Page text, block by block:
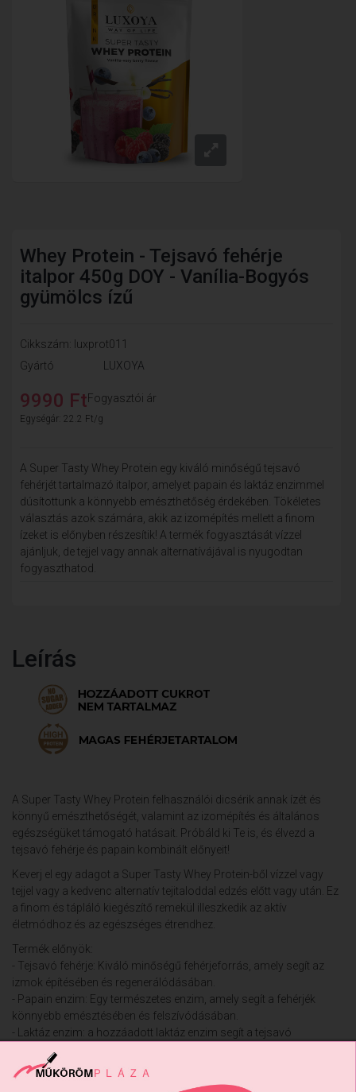
Whey Protein - Tejsavó fehérje
italpor 450g DOY - Vanília-Bogyós
gyümölcs ízű
Cikkszám: luxprot011
Gyártó
LUXOYA
Fogyasztói ár
9990 Ft
Egységár: 22.2 Ft/g
A Super Tasty Whey Protein egy kiváló minőségű tejsavó
fehérjét tartalmazó italpor, amelyet papain és laktáz enzimmel
dúsítottunk a könnyebb emészthetőség érdekében. Tökéletes
választás azok számára, akik az izomépítés mellett a finom
ízeket is előnyben részesítik! A termék fogyasztását vízzel
ajánljuk, de tejjel vagy annak alternatívájával is nyugodtan
fogyaszthatod.
Leírás
A Super Tasty Whey Protein felhasználói dicsérik annak ízét és
könnyű emészthetőségét, valamint az izomépítés és általános
egészségüket támogató hatásait. Próbáld ki Te is, és élvezd a
tejsavó fehérje és papain kombinált előnyeit!
Keverj el egy adagot a Super Tasty Whey Protein-ből vízzel vagy
tejjel vagy a kedvenc alternatív tejitaloddal edzés előtt vagy után. Ez
a finom és tápláló kiegészítő remekül illeszkedik az aktív
életmódhoz és az egészséges étrendhez.
Termék előnyök:
- Tejsavó fehérje: Kiváló minőségű fehérjeforrás, amely segít az
izmok építésében és regenerálódásában.
- Papain enzim: Egy természetes enzim, amely segít a fehérjék
könnyebb emésztésében és felszívódásában.
- Laktáz enzim: a hozzáadott laktáz enzim segít a tejsavó
Felhasználási javaslat: Adjon egy adag (30g) italporhoz 250 ml